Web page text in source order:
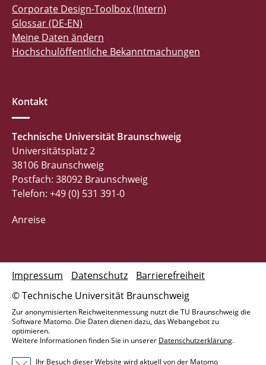
Corporate Design-Toolbox (Intern)
Glossar (DE-EN)
Meine Daten ändern
Hochschulöffentliche Bekanntmachungen
Kontakt
Technische Universität Braunschweig
Universitätsplatz 2
38106 Braunschweig
Postfach: 38092 Braunschweig
Telefon: +49 (0) 531 391-0
Anreise
© Technische Universität Braunschweig
Impressum Datenschutz Barrierefreiheit
Zur anonymisierten Reichweitenmessung nutzt die TU Braunschweig die
Software Matomo. Die Daten dienen dazu, das Webangebot zu
optimieren.
Weitere Informationen finden Sie in unserer Datenschutzerklärung.
Ihr Besuch dieser Website wird aktuell von der Matomo